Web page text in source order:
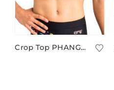
Crop Top PHANGAN/4